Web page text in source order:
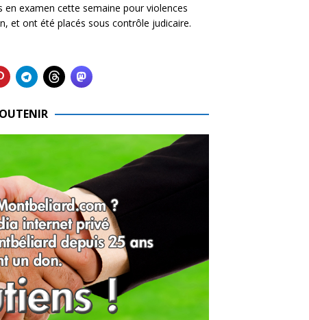
examen cette semaine pour violences
et ont été placés sous contrôle judicaire.